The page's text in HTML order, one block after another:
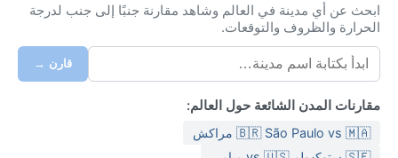
ابحث عن أي مدينة في العالم وشاهد مقارنة جنبًا إلى جنب لدرجة
الحرارة والظروف والتوقعات.
قارن →
مقارنات المدن الشائعة حول العالم:
🇧🇷 São Paulo vs 🇲🇦 مراكش